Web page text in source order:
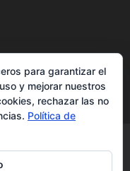
para garantizar el
y mejorar nuestros
rechazar las no
Política de